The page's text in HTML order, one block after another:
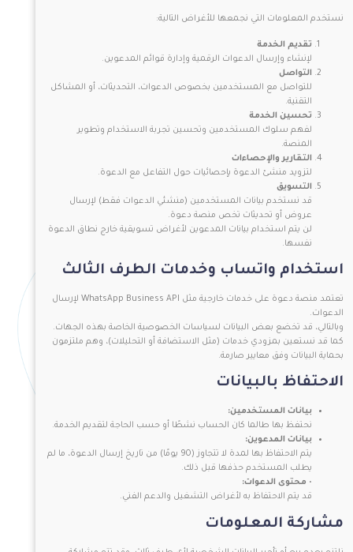
نستخدم المعلومات التي نجمعها للأغراض التالية:
تقديم الخدمة
لإنشاء وإرسال الدعوات الرقمية وإدارة قوائم المدعوين.
التواصل
للتواصل مع المستخدمين بخصوص الدعوات، التحديثات، أو المشاكل
التقنية.
تحسين الخدمة
لفهم سلوك المستخدمين وتحسين تجربة الاستخدام وتطوير
المنصة.
التقارير والإحصاءات
لتزويد منشئ الدعوة بإحصائيات حول التفاعل مع الدعوة.
التسويق
قد نستخدم بيانات المستخدمين (منشئي الدعوات فقط) لإرسال
عروض أو تحديثات تخص منصة دعوة.
لن يتم استخدام بيانات المدعوين لأغراض تسويقية خارج نطاق الدعوة
نفسها.
استخدام واتساب وخدمات الطرف الثالث
تعتمد منصة دعوة على خدمات خارجية مثل WhatsApp Business API لإرسال
الدعوات.
وبالتالي، قد تخضع بعض البيانات لسياسات الخصوصية الخاصة بهذه الجهات.
كما قد نستعين بمزودي خدمات (مثل الاستضافة أو التحليلات)، وهم ملتزمون
بحماية البيانات وفق معايير صارمة.
الاحتفاظ بالبيانات
بيانات المستخدمين:
نحتفظ بها طالما كان الحساب نشطًا أو حسب الحاجة لتقديم الخدمة.
بيانات المدعوين:
يتم الاحتفاظ بها لمدة لا تتجاوز (90 يومًا) من تاريخ إرسال الدعوة، ما لم
يطلب المستخدم حذفها قبل ذلك.
• محتوى الدعوات:
قد يتم الاحتفاظ به لأغراض التشغيل والدعم الفني.
مشاركة المعلومات